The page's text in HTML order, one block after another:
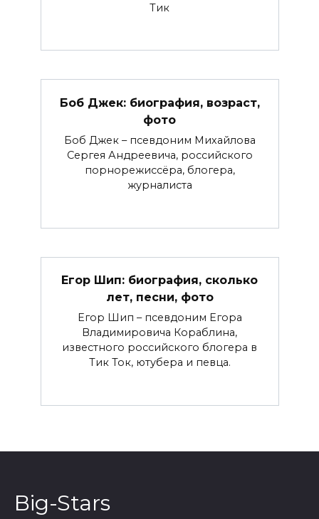
Тик
Боб Джек: биография, возраст,
фото
Боб Джек – псевдоним Михайлова
Сергея Андреевича, российского
порнорежиссёра, блогера,
журналиста
Егор Шип: биография, сколько
лет, песни, фото
Егор Шип – псевдоним Егора
Владимировича Кораблина,
известного российского блогера в
Тик Ток, ютубера и певца.
Big-Stars